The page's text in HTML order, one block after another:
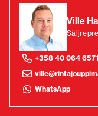
Ville
+358 40 064 6571
WhatsApp